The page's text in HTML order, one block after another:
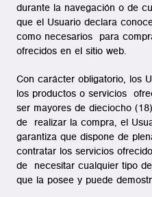
durante la navegación o de
que el Usuario declara
como necesarios para
ofrecidos en el sitio web.
Con carácter obligatorio, los
los productos o servicios
ser mayores de dieciocho
de realizar la compra, el
garantiza que dispone de
contratar los servicios
de necesitar cualquier tipo
que la posee y puede